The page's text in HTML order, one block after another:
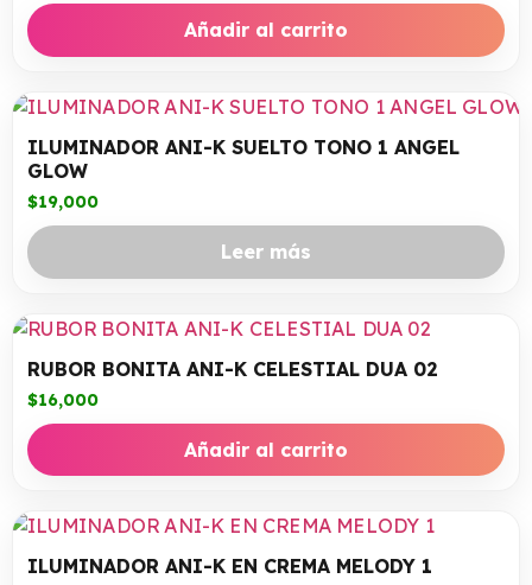
Añadir al carrito
ILUMINADOR ANI-K SUELTO TONO 1 ANGEL
GLOW
$19,000
Leer más
RUBOR BONITA ANI-K CELESTIAL DUA 02
$16,000
Añadir al carrito
ILUMINADOR ANI-K EN CREMA MELODY 1